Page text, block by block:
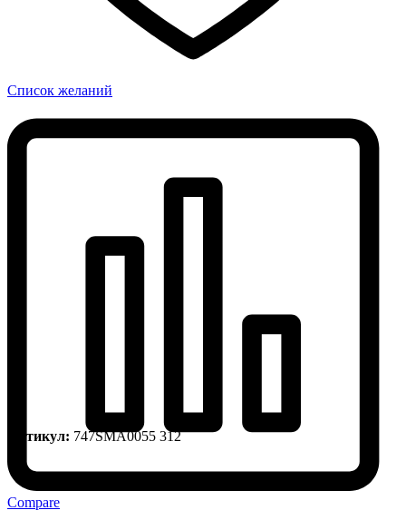
Список желаний
Compare
Артикул: 747SMA0055 312